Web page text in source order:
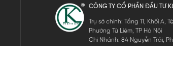
CÔNG TY CỔ PHẦN ĐẦU TƯ
Trụ sở chính: Tầng 11, Khối A,
Phường Từ Liêm, TP Hà Nội
Chi Nhánh: 84 Nguyễn Trãi,